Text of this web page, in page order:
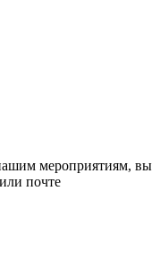
мероприятиям, вы
почте